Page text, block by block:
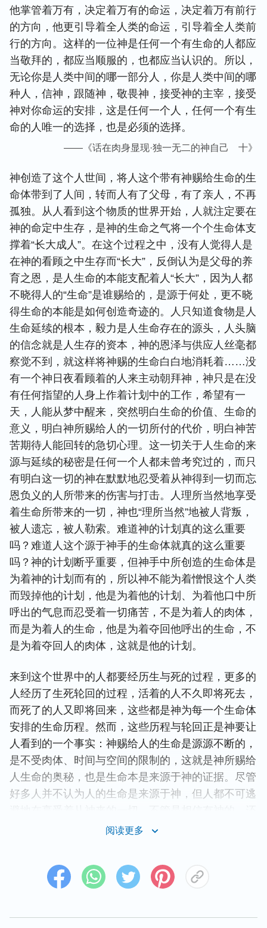
他掌管着万有，决定着万有的命运，决定着万有前行
的方向，他更引导着全人类的命运，引导着全人类前
行的方向。这样的一位神是任何一个有生命的人都应
当敬拜的，都应当顺服的，也都应当认识的。所以，
无论你是人类中间的哪一部分人，你是人类中间的哪
种人，信神，跟随神，敬畏神，接受神的主宰，接受
神对你命运的安排，这是任何一个人，任何一个有生
命的人唯一的选择，也是必须的选择。
——《话在肉身显现·独一无二的神自己 十》
神创造了这个人世间，将人这个带有神赐给生命的生
命体带到了人间，转而人有了父母，有了亲人，不再
孤独。从人看到这个物质的世界开始，人就注定要在
神的命定中生存，是神的生命之气将一个个生命体支
撑着“长大成人”。在这个过程之中，没有人觉得人是
在神的看顾之中生存而“长大”，反倒认为是父母的养
育之恩，是人生命的本能支配着人“长大”，因为人都
不晓得人的“生命”是谁赐给的，是源于何处，更不晓
得生命的本能是如何创造奇迹的。人只知道食物是人
生命延续的根本，毅力是人生命存在的源头，人头脑
的信念就是人生存的资本，神的恩泽与供应人丝毫都
察觉不到，就这样将神赐的生命白白地消耗着……没
有一个神日夜看顾着的人来主动朝拜神，神只是在没
有任何指望的人身上作着计划中的工作，希望有一
天，人能从梦中醒来，突然明白生命的价值、生命的
意义，明白神所赐给人的一切所付的代价，明白神苦
苦期待人能回转的急切心理。这一切关于人生命的来
源与延续的秘密是任何一个人都未曾考究过的，而只
有明白这一切的神在默默地忍受着从神得到一切而忘
恩负义的人所带来的伤害与打击。人理所当然地享受
着生命所带来的一切，神也“理所当然”地被人背叛，
被人遗忘，被人勒索。难道神的计划真的这么重要
吗？难道人这个源于神手的生命体就真的这么重要
吗？神的计划断乎重要，但神手中所创造的生命体是
为着神的计划而有的，所以神不能为着憎恨这个人类
而毁掉他的计划，他是为着他的计划、为着他口中所
呼出的气息而忍受着一切痛苦，不是为着人的肉体，
而是为着人的生命，他是为着夺回他呼出的生命，不
是为着夺回人的肉体，这就是他的计划。
来到这个世界中的人都要经历生与死的过程，更多的
人经历了生死轮回的过程，活着的人不久即将死去，
而死了的人又即将回来，这些都是神为每一个生命体
安排的生命历程。然而，这些历程与轮回正是神要让
人看到的一个事实：神赐给人的生命是源源不断的，
是不受肉体、时间与空间的限制的，这就是神所赐给
人生命的奥秘，也是生命本是来源于神的证据。尽管
好多人并不认为人的生命是来源于神，但人都不可逃
是否认神存在的。如果有一天，神突然改变主意，要
没有生命的东西，以他的大能与权柄将这一切进行得
阅读更多